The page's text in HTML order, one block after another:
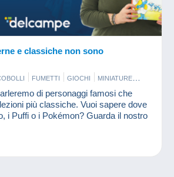
e classiche non sono
FUMETTI GIOCHI
MINIATURE
di personaggi famosi che
più classiche. Vuoi sapere dove
i Puffi o i Pokémon? Guarda il nostro